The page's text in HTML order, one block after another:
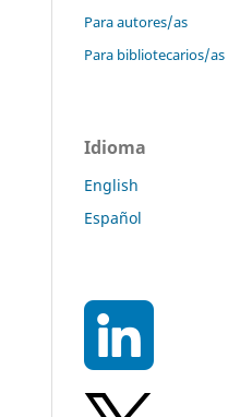
Para autores/as
Para bibliotecarios/as
Idioma
English
Español